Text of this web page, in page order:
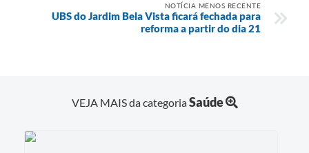
NOTÍCIA MENOS RECENTE
UBS do Jardim Bela Vista ficará fechada para
reforma a partir do dia 21
VEJA MAIS da categoriaSaúde